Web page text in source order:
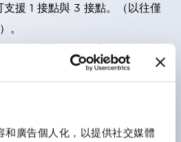
和廣告個人化，以提供社交媒體
援 1 接點與 3 接點。（以往僅
。
觸方式，維持穩定導通性能。
立動作的按鈕以及一個指示燈這